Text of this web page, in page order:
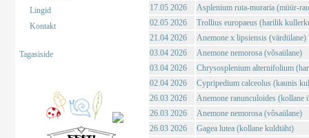
Lingid
Kontakt
Tagasiside
17.05 2026
Asplenium ruta-muraria (müür-
02.05 2026
Trollius europaeus (harilik
21.04 2026
Anemone x lipsiensis (värdülane)
03.04 2026
Anemone nemorosa (võsaülane)
03.04 2026
Chrysosplenium alternifolium
02.04 2026
Cypripedium calceolus (kaunis
26.03 2026
Anemone ranunculoides (kollane
26.03 2026
Anemone nemorosa (võsaülane)
26.03 2026
Gagea lutea (kollane kuldtäht)